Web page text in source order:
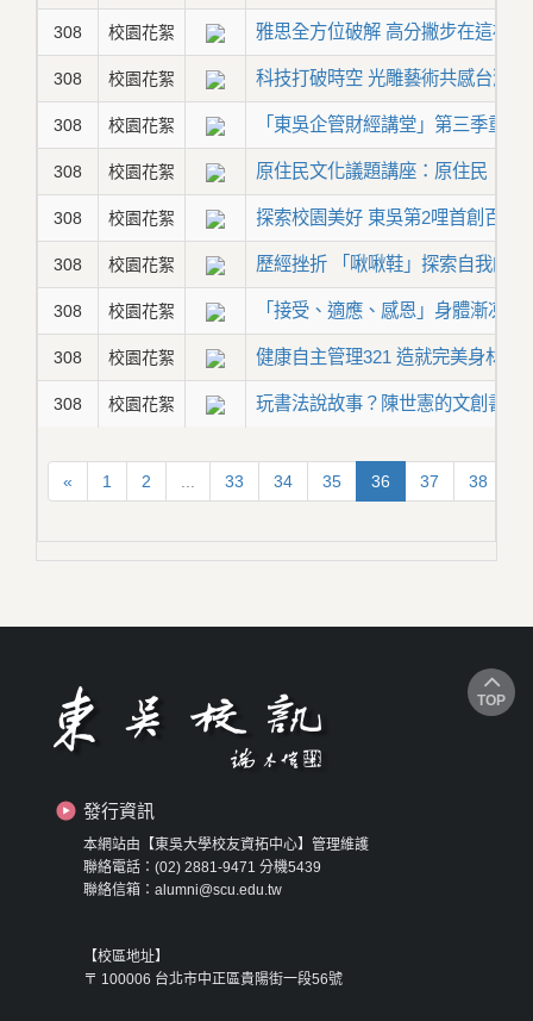
308 校園花絮 雅思全方位破解 高分撇步在這裡
308 校園花絮 科技打破時空 光雕藝術共感台灣
308 校園花絮 「東吳企管財經講堂」第三季重
308 校園花絮 原住民文化議題講座：原住民「有
308 校園花絮 探索校園美好 東吳第2哩首創百人
308 校園花絮 歷經挫折 「啾啾鞋」探索自我的
308 校園花絮 「接受、適應、感恩」身體漸凍
308 校園花絮 健康自主管理321 造就完美身材
308 校園花絮 玩書法說故事？陳世憲的文創書寫
« 1 2 33 34 35 36 37 38
發行資訊
本網站由【東吳大學校友資拓中心】管理維護
聯絡電話：(02) 2881-9471 分機5439
聯絡信箱：alumni@scu.edu.tw
【校區地址】
〒 100006 台北市中正區貴陽街一段56號
TOP